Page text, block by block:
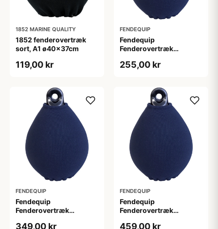
1852 MARINE QUALITY
1852 fenderovertræk
sort, A1 ø40x37cm
119,00 kr
FENDEQUIP
Fendequip
Fenderovertræk
255,00 kr
FENDEQUIP
Fendequip
Fenderovertræk
349,00 kr
FENDEQUIP
Fendequip
Fenderovertræk
459,00 kr